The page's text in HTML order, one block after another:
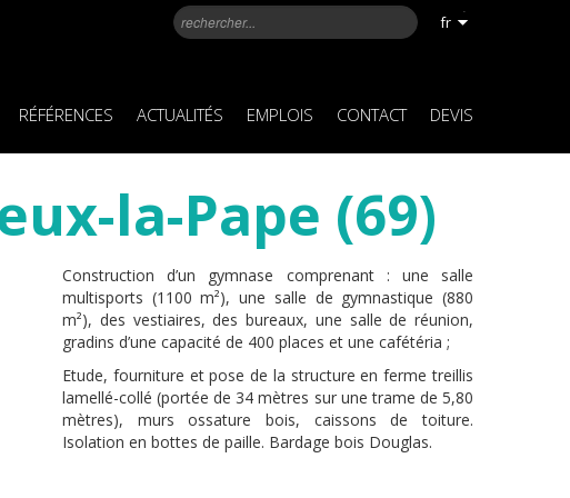
fr
RÉFÉRENCES ACTUALITÉS EMPLOIS CONTACT DEVIS
la-Pape (69)
Construction d’un gymnase comprenant : une salle
multisports (1100 m²), une salle de gymnastique (880
m²), des vestiaires, des bureaux, une salle de réunion,
gradins d’une capacité de 400 places et une cafétéria ;
Etude, fourniture et pose de la structure en ferme treillis
lamellé-collé (portée de 34 mètres sur une trame de 5,80
mètres), murs ossature bois, caissons de toiture.
Isolation en bottes de paille. Bardage bois Douglas.